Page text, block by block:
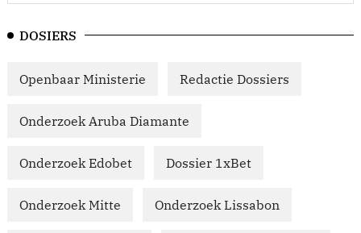
DOSIERS
Openbaar Ministerie Redactie Dossiers
Onderzoek Aruba Diamante
Onderzoek Edobet Dossier 1xBet
Onderzoek Mitte Onderzoek Lissabon